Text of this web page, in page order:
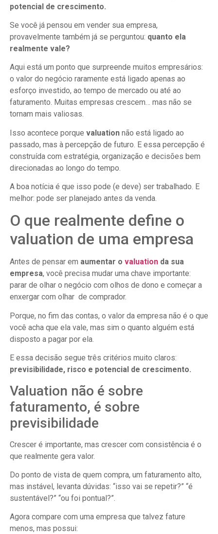
potencial de crescimento.
Se você já pensou em vender sua empresa,
provavelmente também já se perguntou: quanto ela
realmente vale?
Aqui está um ponto que surpreende muitos empresários:
o valor do negócio raramente está ligado apenas ao
esforço investido, ao tempo de mercado ou até ao
faturamento. Muitas empresas crescem… mas não se
tornam mais valiosas.
Isso acontece porque valuation não está ligado ao
passado, mas à percepção de futuro. E essa percepção é
construída com estratégia, organização e decisões bem
direcionadas ao longo do tempo.
A boa notícia é que isso pode (e deve) ser trabalhado. E
melhor: pode ser planejado antes da venda.
O que realmente define o
valuation de uma empresa
Antes de pensar em aumentar o valuation da sua
empresa, você precisa mudar uma chave importante:
parar de olhar o negócio com olhos de dono e começar a
enxergar com olhar de comprador.
Porque, no fim das contas, o valor da empresa não é o que
você acha que ela vale, mas sim o quanto alguém está
disposto a pagar por ela.
E essa decisão segue três critérios muito claros:
previsibilidade, risco e potencial de crescimento.
Valuation não é sobre
faturamento, é sobre
previsibilidade
Crescer é importante, mas crescer com consistência é o
que realmente gera valor.
Do ponto de vista de quem compra, um faturamento alto,
mas instável, levanta dúvidas: “isso vai se repetir?” “é
sustentável?” “ou foi pontual?”.
Agora compare com uma empresa que talvez fature
menos, mas possui: